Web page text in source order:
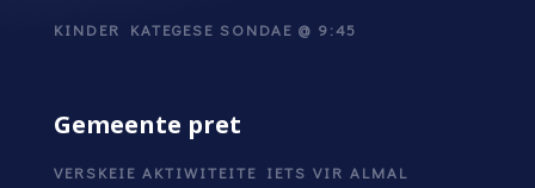
KINDER KATEGESE SONDAE @ 9:45
Gemeente pret
VERSKEIE AKTIWITEITE IETS VIR ALMAL